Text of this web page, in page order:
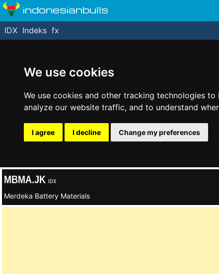
We use cookies
We use cookies and other tracking technologies
analyze our website traffic, and to understand
I agree I decline Change my preferences
indonesianbulls
IDX Indeks fx
MBMA.JK IDX
Merdeka Battery Materials